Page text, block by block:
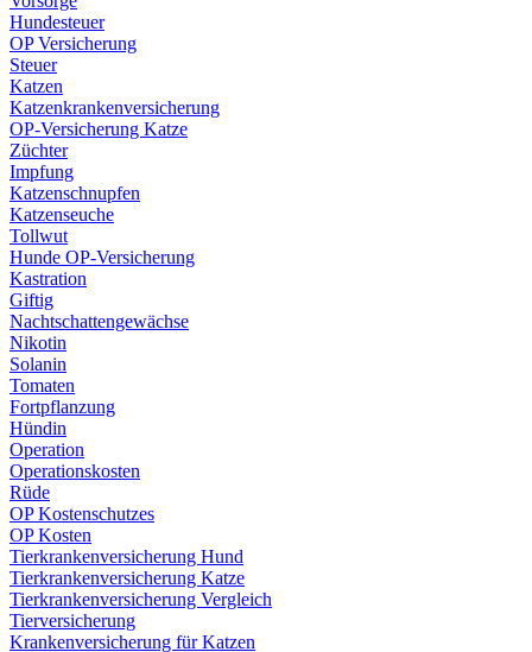
Hundesteuer
OP Versicherung
Steuer
Katzen
Katzenkrankenversicherung
OP-Versicherung Katze
Züchter
Impfung
Katzenschnupfen
Katzenseuche
Tollwut
Hunde OP-Versicherung
Kastration
Giftig
Nachtschattengewächse
Nikotin
Solanin
Tomaten
Fortpflanzung
Hündin
Operation
Operationskosten
Rüde
OP Kostenschutzes
OP Kosten
Tierkrankenversicherung Hund
Tierkrankenversicherung Katze
Tierkrankenversicherung Vergleich
Tierversicherung
Krankenversicherung für Katzen